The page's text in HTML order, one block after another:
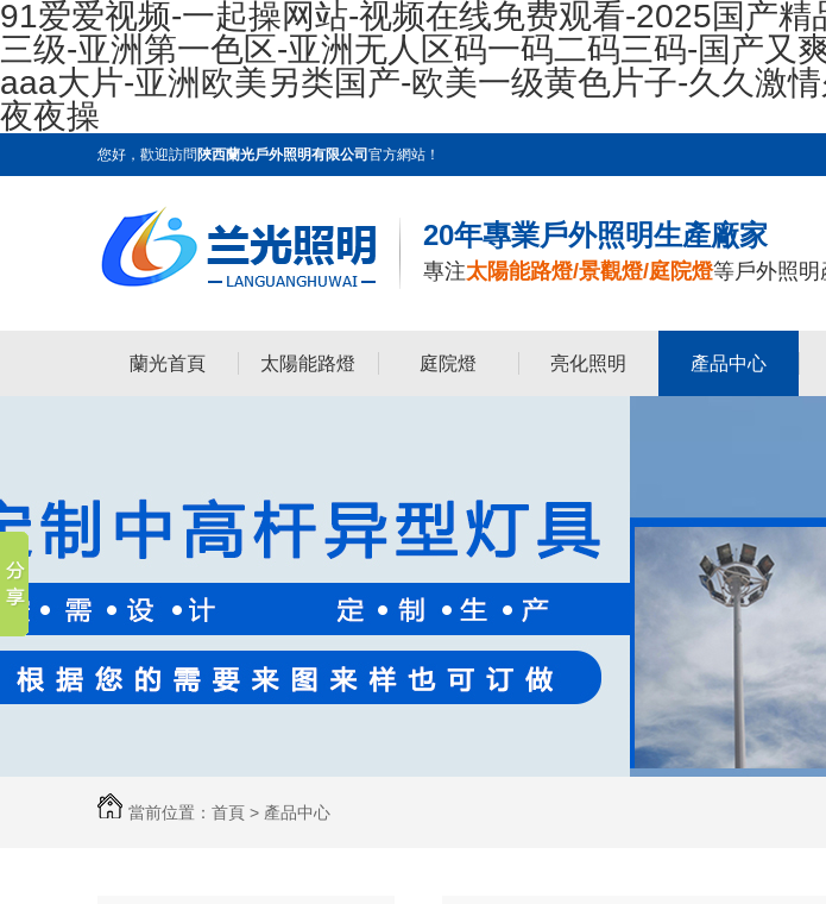
91爱爱视频-一起操网站-视频在线免费观看-2025国产
三级-亚洲第一色区-亚洲无人区码一码二码三码-国产又
aaa大片-亚洲欧美另类国产-欧美一级黄色片子-久久激
夜夜操
您好，歡迎訪問 陜西蘭光戶外照明有限公司 官方網站！
20年專業戶外照明生產廠家
專注太陽能路燈/景觀燈/庭院燈等戶外照明
蘭光首頁 太陽能路燈 庭院燈 亮化照明 產品中心
當前位置： 首頁 > 產品中心